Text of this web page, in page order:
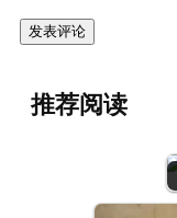
推荐阅读